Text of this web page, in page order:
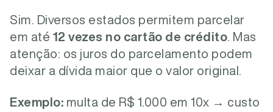
Sim. Diversos estados permitem parcelar
em até 12 vezes no cartão de crédito . Mas
atenção: os juros do parcelamento podem
deixar a dívida maior que o valor original.
Exemplo: multa de R$ 1.000 em 10x → custo